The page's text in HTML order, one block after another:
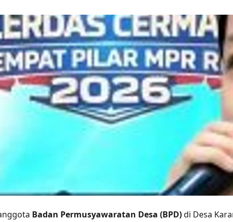
Badan Permusyawaratan Desa (BPD)di Desa